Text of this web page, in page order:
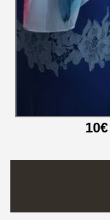
10€